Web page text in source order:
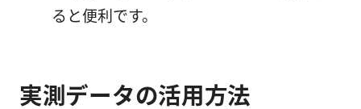
ると便利です。
実測データの活用方法